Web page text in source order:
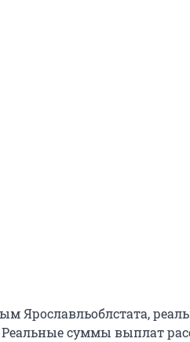
Ярославльоблстата,
Реальные суммы выплат